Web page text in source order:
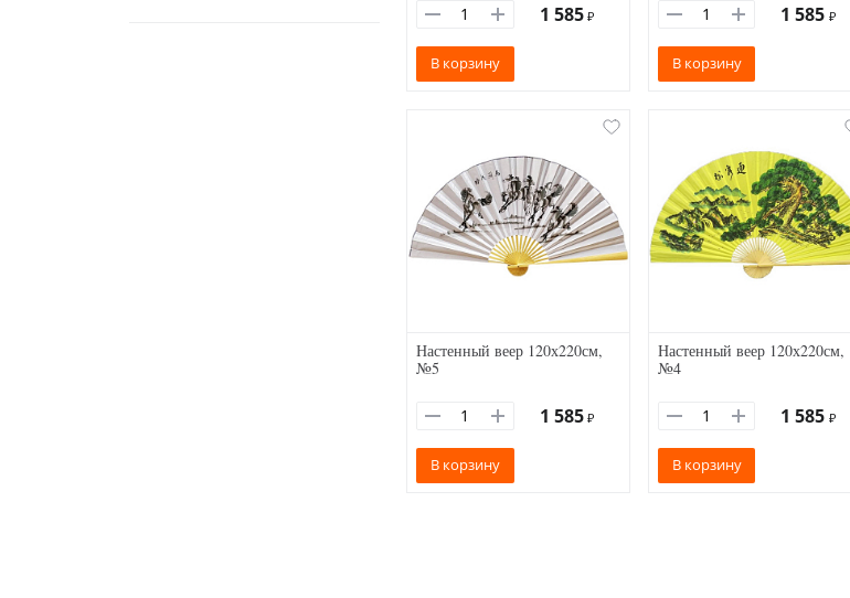
1 585 ₽
В корзину
1 585 ₽
В корзину
Настенный веер 120х220см,
№5
1 585 ₽
В корзину
Настенный веер 120х220см,
№4
1 585 ₽
В корзину